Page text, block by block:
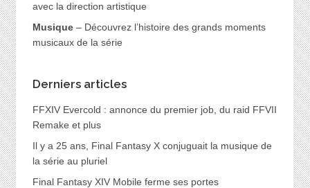
avec la direction artistique
Musique– Découvrez l’histoire des grands moments
musicaux de la série
Derniers articles
FFXIV Evercold : annonce du premier job, du raid FFVII
Remake et plus
Il y a 25 ans, Final Fantasy X conjuguait la musique de
la série au pluriel
Final Fantasy XIV Mobile ferme ses portes